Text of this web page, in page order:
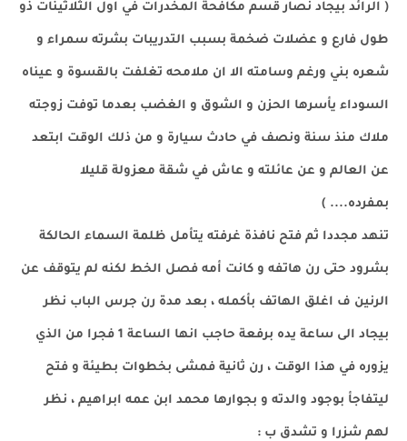
( الرائد بيجاد نصار قسم مكافحة المخدرات في اول الثلاثينات ذو
طول فارع و عضلات ضخمة بسبب التدريبات بشرته سمراء و
شعره بني ورغم وسامته الا ان ملامحه تغلفت بالقسوة و عيناه
السوداء يأسرها الحزن و الشوق و الغضب بعدما توفت زوجته
ملاك منذ سنة ونصف في حادث سيارة و من ذلك الوقت ابتعد
عن العالم و عن عائلته و عاش في شقة معزولة قليلا
بمفرده.... )
تنهد مجددا ثم فتح نافذة غرفته يتأمل ظلمة السماء الحالكة
بشرود حتى رن هاتفه و كانت أمه فصل الخط لكنه لم يتوقف عن
الرنين ف اغلق الهاتف بأكمله ، بعد مدة رن جرس الباب نظر
بيجاد الى ساعة يده برفعة حاجب انها الساعة 1 فجرا من الذي
يزوره في هذا الوقت ، رن ثانية فمشى بخطوات بطيئة و فتح
ليتفاجأ بوجود والدته و بجوارها محمد ابن عمه ابراهيم ، نظر
لهم شزرا و تشدق ب :